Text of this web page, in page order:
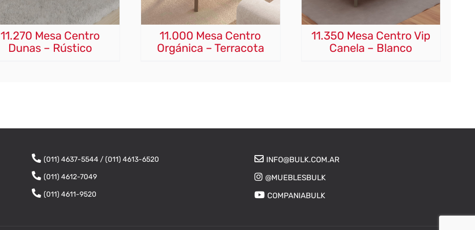
11.270 Mesa Centro
Dunas – Rústico
11.000 Mesa Centro
Orgánica – Terracota
11.350 Mesa Centro Vip
Canela – Blanco
(011) 4637-5544 / (011) 4613-6520
(011) 4612-7049
(011) 4611-9520
INFO@BULK.COM.AR
@MUEBLESBULK
COMPANIABULK